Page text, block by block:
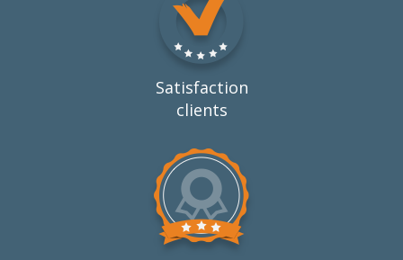
Satisfaction
clients